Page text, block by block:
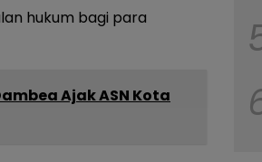
hukum bagi para
Ajak ASN Kota